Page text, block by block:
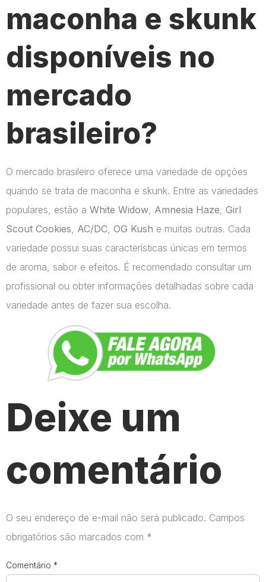
maconha e skunk
disponíveis no
mercado
brasileiro?
O mercado brasileiro oferece uma variedade de opções
quando se trata de maconha e skunk. Entre as variedades
populares, estão a White Widow Amnesia Haze Girl
Scout Cookies AC/DC OG Kush e muitas outras. Cada
variedade possui suas características únicas em termos
de aroma, sabor e efeitos. É recomendado consultar um
profissional ou obter informações detalhadas sobre cada
variedade antes de fazer sua escolha.
Deixe um
comentário
O seu endereço de e-mail não será publicado. Campos
obrigatórios são marcados com *
Comentário *